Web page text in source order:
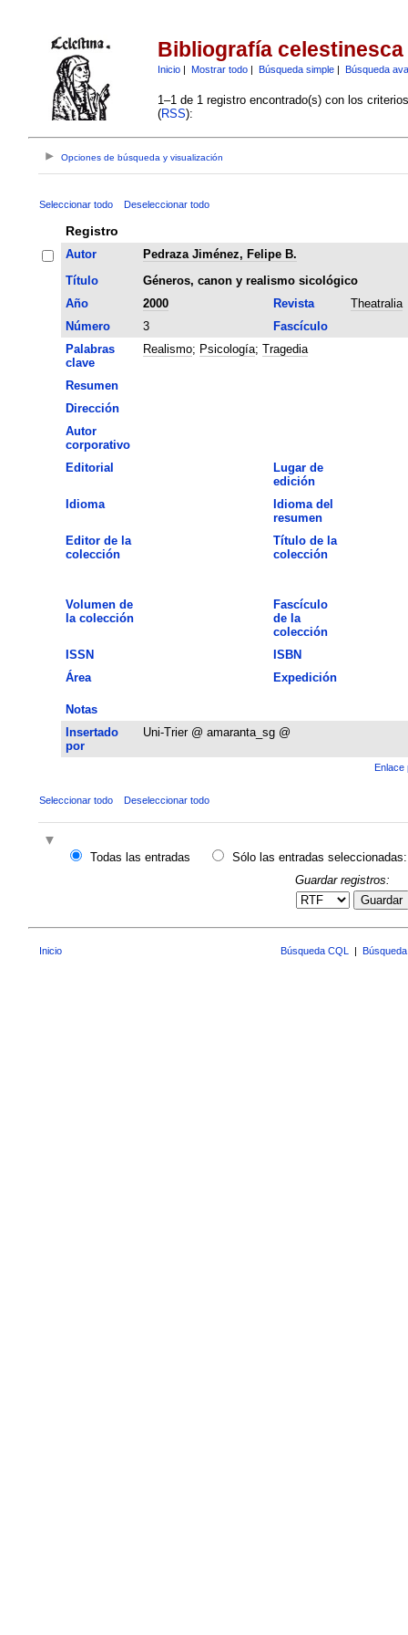
Bibliografía celestinesca
Inicio| Mostrar todo| Búsqueda simple| Búsqueda
1–1 de 1 registro encontrado(s) con los
(RSS):
Opciones de búsqueda y visualización
Seleccionar todo Deseleccionar todo
Registro
Autor
Pedraza Jiménez, Felipe B.
Título
Géneros, canon y realismo sicológico
Año
2000 Revista
Theatralia
Número
3
Fascículo
Palabras
clave
Realismo; Psicología; Tragedia
Resumen
Dirección
Autor
corporativo
Editorial
Lugar de
edición
Idioma
Idioma del
resumen
Editor de la
colección
Título de la
colección
Volumen de
la colección
Fascículo
de la
colección
ISSN
ISBN
Área
Expedición
Notas
Insertado
por
Uni-Trier @ amaranta_sg @
Enlace
Seleccionar todo Deseleccionar todo
Todas las entradas
Sólo las entradas seleccionadas:
Guardar registros:
Guardar
Inicio Búsqueda CQL